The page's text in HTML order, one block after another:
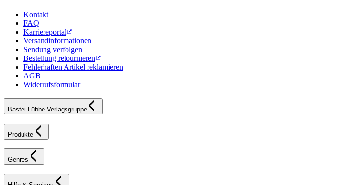
Kontakt
FAQ
Karriereportal
Versandinformationen
Sendung verfolgen
Bestellung retournieren
Fehlerhaften Artikel reklamieren
AGB
Widerrufsformular
Bastei Lübbe Verlagsgruppe
Produkte
Genres